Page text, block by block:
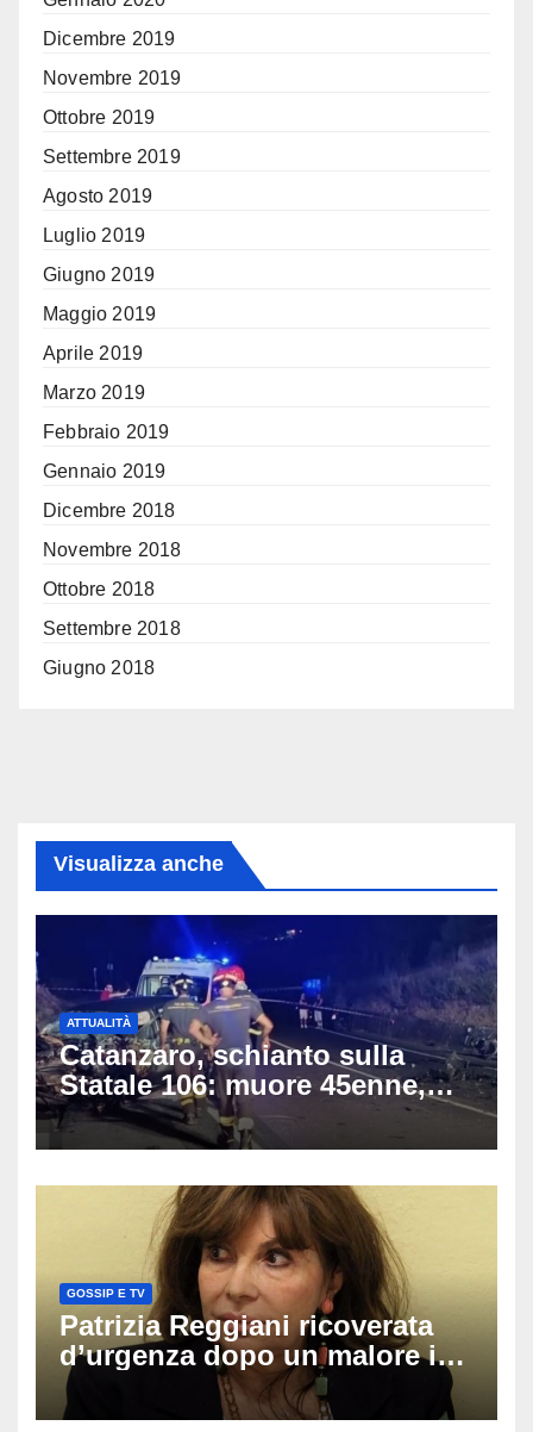
Dicembre 2019
Novembre 2019
Ottobre 2019
Settembre 2019
Agosto 2019
Luglio 2019
Giugno 2019
Maggio 2019
Aprile 2019
Marzo 2019
Febbraio 2019
Gennaio 2019
Dicembre 2018
Novembre 2018
Ottobre 2018
Settembre 2018
Giugno 2018
Visualizza anche
ATTUALITÀ
Catanzaro, schianto sulla
Statale 106: muore 45enne,
coinvolti un’auto, un suv e
una moto
GOSSIP E TV
Patrizia Reggiani ricoverata
d’urgenza dopo un malore in
vacanza: come sta oggi l’ex
Lady Gucci